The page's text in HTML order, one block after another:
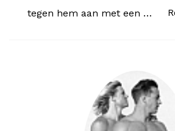
tegen hem aan met een …